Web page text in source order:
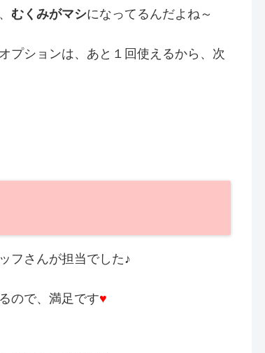
むくみがマシになってるんだよね～
プションは、あと１回使えるから、次
フさんが担当でした♪
ので、満足です♥